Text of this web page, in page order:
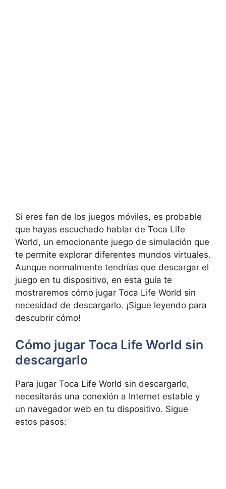
Si eres fan de los juegos móviles, es probable
que hayas escuchado hablar de Toca Life
World, un emocionante juego de simulación que
te permite explorar diferentes mundos virtuales.
Aunque normalmente tendrías que descargar el
juego en tu dispositivo, en esta guía te
mostraremos cómo jugar Toca Life World sin
necesidad de descargarlo. ¡Sigue leyendo para
descubrir cómo!
Cómo jugar Toca Life World sin
descargarlo
Para jugar Toca Life World sin descargarlo,
necesitarás una conexión a Internet estable y
un navegador web en tu dispositivo. Sigue
estos pasos: